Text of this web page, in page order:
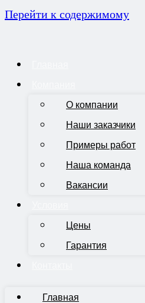
Перейти к содержимому
О компании
Наши заказчики
Примеры работ
Наша команда
Вакансии
Цены
Гарантия
Главная